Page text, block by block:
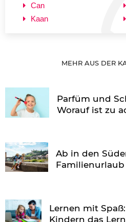
Can
Kaan
MEHR AUS DER
Parfüm und
Worauf ist zu
Ab in den
Lernen mit
Kindern das